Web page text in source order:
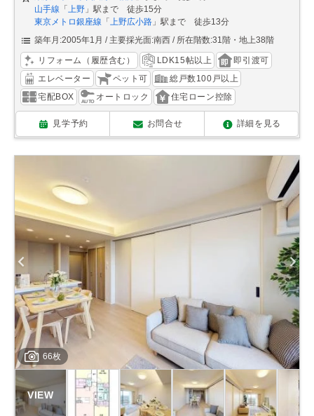
山手線 「 上野 」駅まで 徒歩15分
東京メトロ銀座線 「 上野広小路 」駅まで 徒歩13分
築年月:2005年1月
主要採光面:南西 所在階数:31階・地上38階
リフォーム（履歴含む） LDK15帖以上
即引渡可
エレベーター
ペット可
総戸数100戸以上
宅配BOX
オートロック 住宅ローン控除
見学予約 お問合せ 詳細を見る
66枚